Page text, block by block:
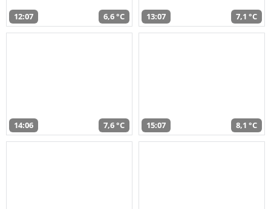
12:07 6,6 °C 13:07 7,1 °C
14:06 7,6 °C 15:07 8,1 °C